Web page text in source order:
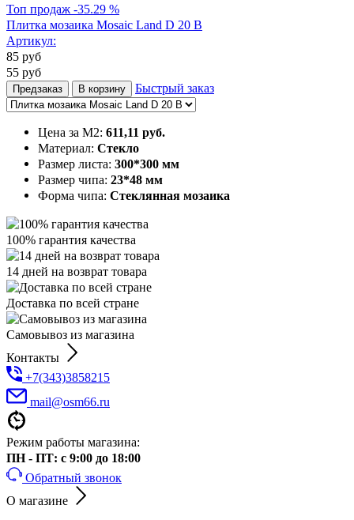
Топ продаж -35.29 %
Плитка мозаика Mosaic Land D 20 B
Артикул:
85 руб
55 руб
Предзаказ В корзину Быстрый заказ
Цена за М2: 611,11 руб.
Материал: Стекло
Размер листа: 300*300 мм
Размер чипа: 23*48 мм
Форма чипа: Стеклянная мозаика
100% гарантия качества
14 дней на возврат товара
Доставка по всей стране
Самовывоз из магазина
Контакты
+7(343)3858215
mail@osm66.ru
Режим работы магазина:
ПН - ПТ: с 9:00 до 18:00
Обратный звонок
О магазине